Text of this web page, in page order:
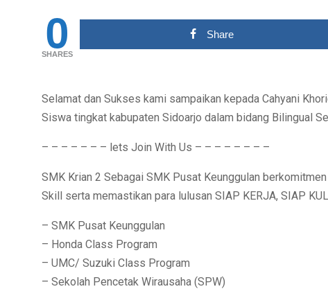
0
SHARES
Share
Selamat dan Sukses kami sampaikan kepada Cahyani
Siswa tingkat kabupaten Sidoarjo dalam bidang Bilingual
– – – – – – – lets Join With Us – – – – – – – –
SMK Krian 2 Sebagai SMK Pusat Keunggulan
Skill serta memastikan para lulusan SIAP KERJA, SIAP
– SMK Pusat Keunggulan
– Honda Class Program
– UMC/ Suzuki Class Program
– Sekolah Pencetak Wirausaha (SPW)